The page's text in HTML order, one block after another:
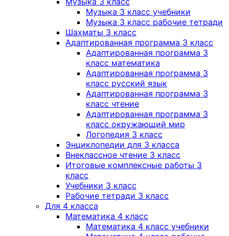
Музыка 3 класс учебники
Музыка 3 класс рабочие тетради
Шахматы 3 класс
Адаптированная программа 3 класс
Адаптированная программа 3
класс математика
Адаптированная программа 3
класс русский язык
Адаптированная программа 3
класс чтение
Адаптированная программа 3
класс окружающий мир
Логопедия 3 класс
Энциклопедии для 3 класса
Внеклассное чтение 3 класс
Итоговые комплексные работы 3
класс
Учебники 3 класс
Рабочие тетради 3 класс
Для 4 класса
Математика 4 класс
Математика 4 класс учебники